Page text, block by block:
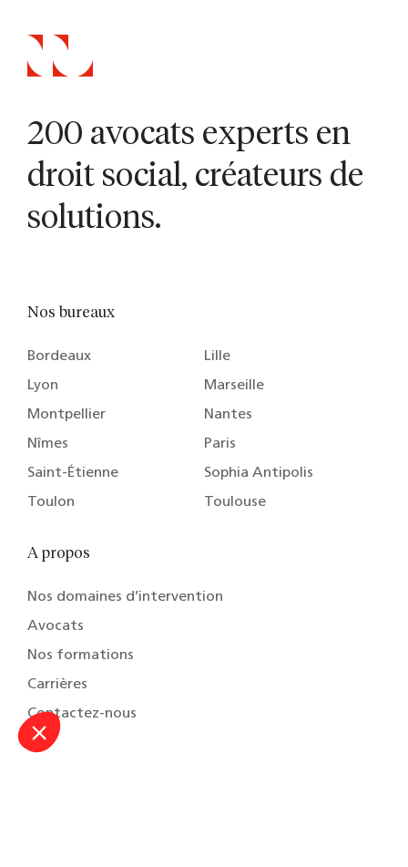
200 avocats experts en
droit social, créateurs de
solutions.
Nos bureaux
Bordeaux
Lille
Lyon
Marseille
Montpellier
Nantes
Nîmes
Paris
Saint-Étienne
Sophia Antipolis
Toulon
Toulouse
A propos
Nos domaines d’intervention
Avocats
Nos formations
Carrières
Contactez-nous